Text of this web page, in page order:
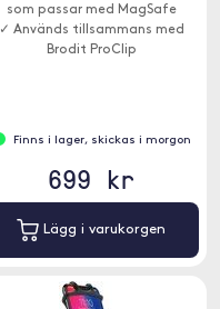
som passar med MagSafe
✓ Används tillsammans med
Brodit ProClip
Finns i lager, skickas i morgon
699 kr
Lägg i varukorgen